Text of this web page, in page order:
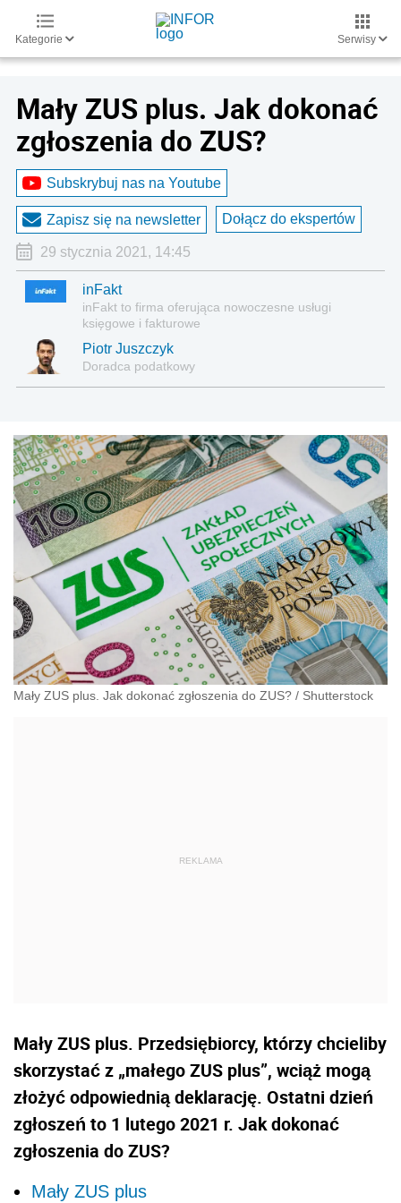
Kategorie Serwisy
Mały ZUS plus. Jak dokonać
zgłoszenia do ZUS?
Subskrybuj nas na Youtube
Zapisz się na newsletter Dołącz do ekspertów
29 stycznia 2021, 14:45
inFakt
inFakt to firma oferująca nowoczesne usługi
księgowe i fakturowe
Piotr Juszczyk
Doradca podatkowy
Mały ZUS plus. Jak dokonać zgłoszenia do ZUS? / Shutterstock
Mały ZUS plus. Przedsiębiorcy, którzy chcieliby
skorzystać z „małego ZUS plus”, wciąż mogą
złożyć odpowiednią deklarację. Ostatni dzień
zgłoszeń to 1 lutego 2021 r. Jak dokonać
zgłoszenia do ZUS?
Mały ZUS plus